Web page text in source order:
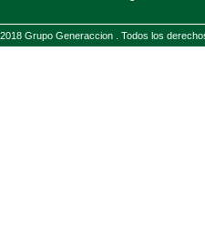
2018 Grupo Generaccion . Todos los